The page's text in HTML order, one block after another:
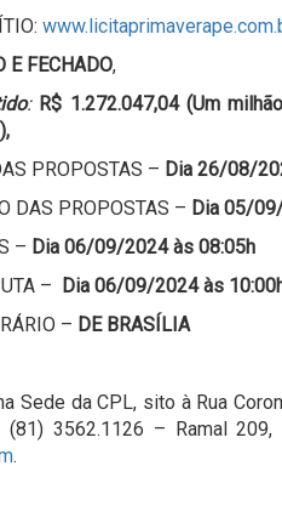
E FECHADO,
: R$ 1.272.047,04(Um
PROPOSTAS – Dia 26/08/
DAS PROPOSTAS – Dia 05/
– Dia 06/09/2024 às 08:05h
–
Dia 06/09/2024 às
– DE BRASÍLIA
Sede da CPL, sito à Rua
3562.1126 – Ramal
.